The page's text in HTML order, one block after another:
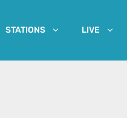
STATIONS LIVE